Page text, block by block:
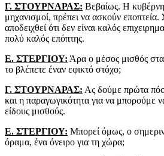
Γ. ΣΤΟΥΡΝΑΡΑΣ: Βεβαίως. Η
μηχανισμοί, πρέπει να ασκούν
αποδειχθεί ότι δεν είναι καλός
πολύ καλός επόπτης.
Ε. ΣΤΕΡΓΙΟΥ: Άρα ο μέσος μισθός
το βλέπετε έναν εφικτό στόχο;
Γ. ΣΤΟΥΡΝΑΡΑΣ: Ας δούμε πρώτα
και η παραγωγικότητα για να μπορούμε
είδους μισθούς.
Ε. ΣΤΕΡΓΙΟΥ: Μπορεί όμως, ο
όραμα, ένα όνειρο για τη χώρα;